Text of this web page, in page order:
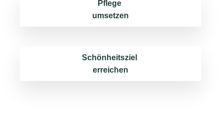
Pflege
umsetzen
Schönheitsziel
erreichen